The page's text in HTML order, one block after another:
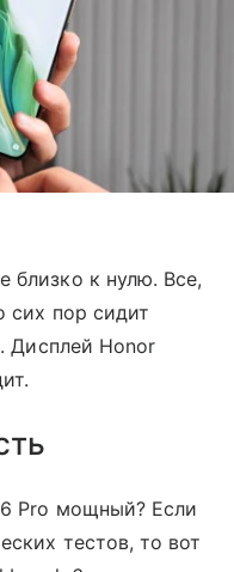
близко к нулю. Все,
сих пор сидит
Дисплей Honor
Pro мощный? Если
тестов, то вот